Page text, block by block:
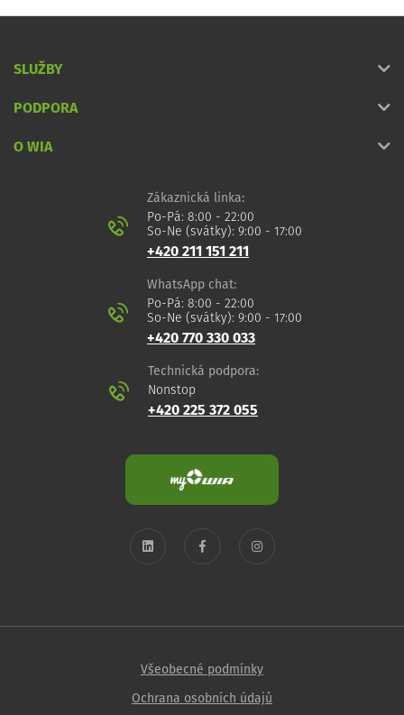
SLUŽBY
PODPORA
O WIA
Zákaznická linka:
Po-Pá: 8:00 - 22:00
So-Ne (svátky): 9:00 - 17:00
+420 211 151 211
WhatsApp chat:
Po-Pá: 8:00 - 22:00
So-Ne (svátky): 9:00 - 17:00
+420 770 330 033
Technická podpora:
Nonstop
+420 225 372 055
Všeobecné podmínky
Ochrana osobních údajů